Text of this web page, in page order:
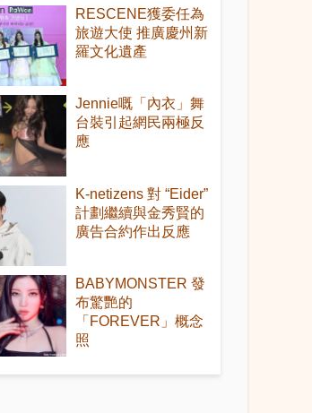
RESCENE獲委任為
旅遊大使 推廣慶州新
羅文化遺產
Jennie嘅「內衣」舞
台裝引起網民兩極反
應
K-netizens 對 “Eider”
計劃繼續與金秀賢的
廣告合約作出反應
BABYMONSTER 發
布驚艷的
「FOREVER」概念
照